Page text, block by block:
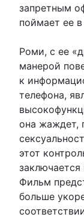
запретным
поймает ее
Роми, с ее
манерой
к
телефона,
она жаждет,
этот
Фильм
больше